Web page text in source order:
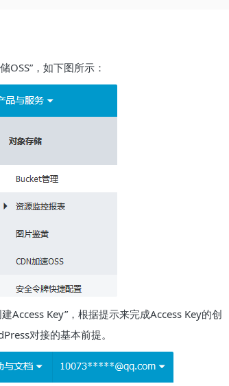
OSS”，如下图所示：
Access Key”，根据提示来完成Access Key的创
对接的基本前提。